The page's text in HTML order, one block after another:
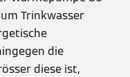
Trinkwasser
die
diese ist,